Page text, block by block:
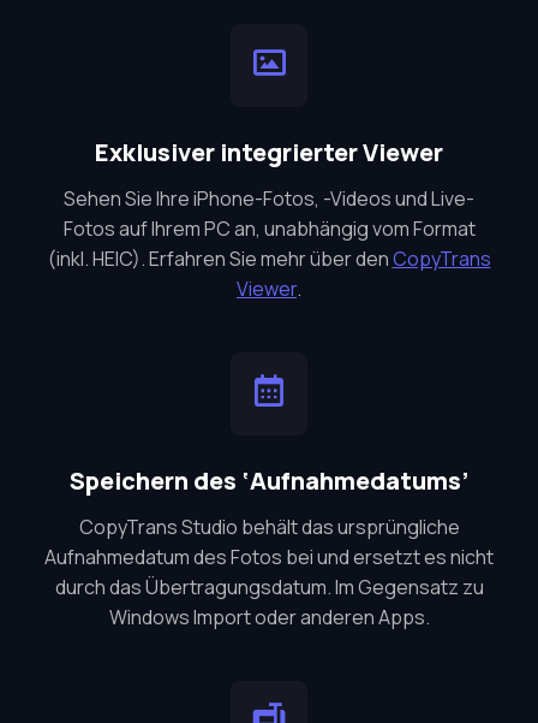
Exklusiver integrierter Viewer
Sehen Sie Ihre iPhone-Fotos, -Videos und Live-
Fotos auf Ihrem PC an, unabhängig vom Format
(inkl. HEIC). Erfahren Sie mehr über denCopyTrans
Viewer.
Speichern des ‘Aufnahmedatums’
CopyTrans Studio behält das ursprüngliche
Aufnahmedatum des Fotos bei und ersetzt es nicht
durch das Übertragungsdatum. Im Gegensatz zu
Windows Import oder anderen Apps.